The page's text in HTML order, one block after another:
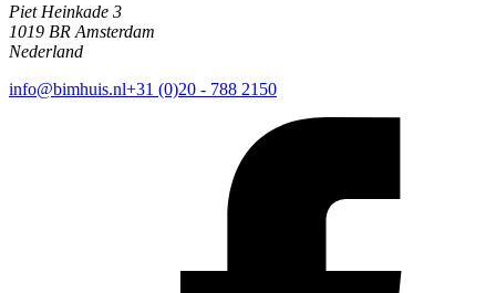
Piet Heinkade 3
1019 BR Amsterdam
Nederland
info@bimhuis.nl+31 (0)20 - 788 2150